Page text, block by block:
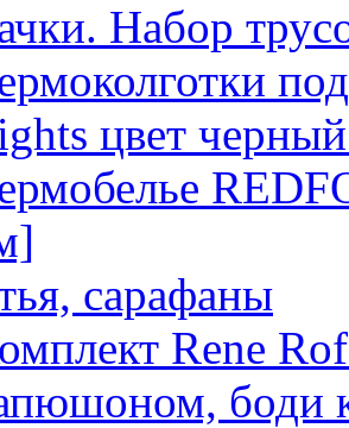
Набор
цвет
сарафаны
Rene
боди